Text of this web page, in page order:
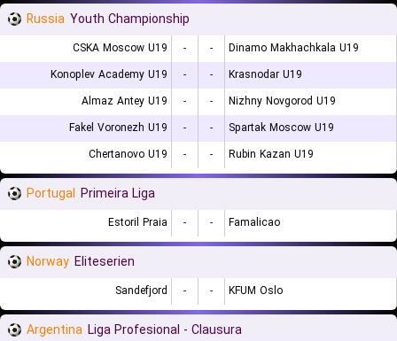
Russia Youth Championship
CSKA Moscow U19 - -
Dinamo Makhachkala U19
Konoplev Academy U19
- -
Krasnodar U19
Almaz Antey U19
- -
Nizhny Novgorod U19
Fakel Voronezh U19
- -
Spartak Moscow U19
Chertanovo U19
- - Rubin Kazan U19
Portugal Primeira Liga
Estoril Praia - - Famalicao
Norway Eliteserien
Sandefjord - - KFUM Oslo
Argentina Liga Profesional - Clausura